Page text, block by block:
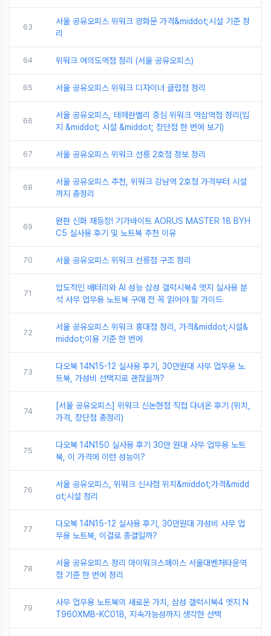
63
서울 공유오피스 위워크 광화문 가격&middot;시설 기준 정
리
64 위워크 여의도역점 정리 (서울 공유오피스)
65 서울 공유오피스 위워크 디자이너 클럽점 정리
66
서울 공유오피스, 테헤란밸리 중심 위워크 역삼역점 정리(입
지 &middot; 시설 &middot; 장단점 한 번에 보기)
67 서울 공유오피스 위워크 선릉 2호점 정보 정리
68
서울 공유오피스 추천, 위워크 강남역 2호점 가격부터 시설
까지 총정리
69
완판 신화 재등장! 기가바이트 AORUS MASTER 18 BYH
C5 실사용 후기 및 노트북 추천 이유
70 서울 공유오피스 위워크 선릉점 구조 정리
71
압도적인 배터리와 AI 성능 삼성 갤럭시북4 엣지 실사용 분
석 사무 업무용 노트북 구매 전 꼭 읽어야 할 가이드
72
서울 공유오피스 위워크 홍대점 정리, 가격&middot;시설&
middot;이용 기준 한 번에
73
다오북 14N15-12 실사용 후기, 30만원대 사무 업무용 노
트북, 가성비 선택지로 괜찮을까?
74
[서울 공유오피스] 위워크 신논현점 직접 다녀온 후기 (위치,
가격, 장단점 총정리)
75
다오북 14N150 실사용 후기 30만 원대 사무 업무용 노트
북, 이 가격에 이런 성능이?
76
서울 공유오피스, 위워크 신사점 위치&middot;가격&midd
ot;시설 정리
77
다오북 14N15-12 실사용 후기, 30만원대 가성비 사무 업
무용 노트북, 이걸로 종결일까?
78
서울 공유오피스 정리 마이워크스페이스 서울대벤처타운역
점 기준 한 번에 정리
79
사무 업무용 노트북의 새로운 가치, 삼성 갤럭시북4 엣지 N
T960XMB-KC01B, 지속가능성까지 생각한 선택